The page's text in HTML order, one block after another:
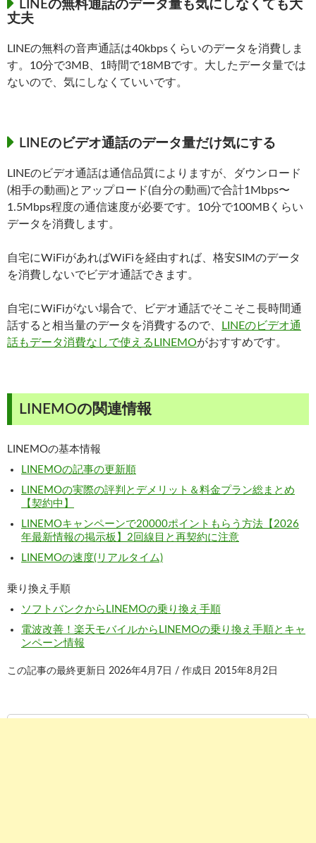
LINEの無料通話のデータ量も気にしなくても大
丈夫
LINEの無料の音声通話は40kbpsくらいのデータを消費しま
す。10分で3MB、1時間で18MBです。大したデータ量では
ないので、気にしなくていいです。
LINEのビデオ通話のデータ量だけ気にする
LINEのビデオ通話は通信品質によりますが、ダウンロード
(相手の動画)とアップロード(自分の動画)で合計1Mbps〜
1.5Mbps程度の通信速度が必要です。10分で100MBくらい
データを消費します。
自宅にWiFiがあればWiFiを経由すれば、格安SIMのデータ
を消費しないでビデオ通話できます。
自宅にWiFiがない場合で、ビデオ通話でそこそこ長時間通
話すると相当量のデータを消費するので、
LINEのビデオ通
話もデータ消費なしで使えるLINEMOがおすすめです。
LINEMOの関連情報
LINEMOの基本情報
LINEMOの記事の更新順
LINEMOの実際の評判とデメリット＆料金プラン総まとめ
【契約中】
LINEMOキャンペーンで20000ポイントもらう方法【2026
年最新情報の掲示板】2回線目と再契約に注意
LINEMOの速度(リアルタイム)
乗り換え手順
ソフトバンクからLINEMOの乗り換え手順
電波改善！楽天モバイルからLINEMOの乗り換え手順とキャ
ンペーン情報
この記事の最終更新日 2026年4月7日 / 作成日 2015年8月2日